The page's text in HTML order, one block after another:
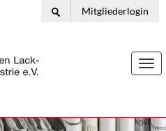
Mitgliederlogin